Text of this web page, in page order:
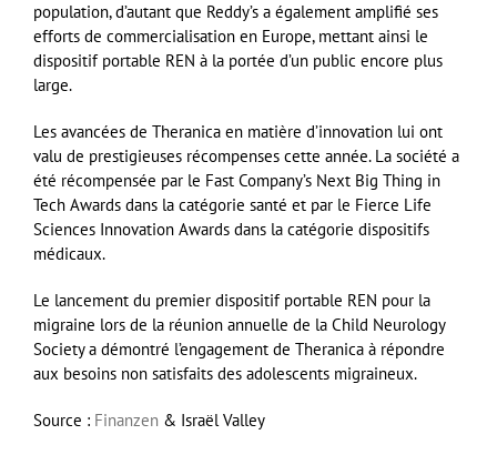
population, d’autant que Reddy’s a également amplifié ses
efforts de commercialisation en Europe, mettant ainsi le
dispositif portable REN à la portée d’un public encore plus
large.
Les avancées de Theranica en matière d’innovation lui ont
valu de prestigieuses récompenses cette année. La société a
été récompensée par le Fast Company’s Next Big Thing in
Tech Awards dans la catégorie santé et par le Fierce Life
Sciences Innovation Awards dans la catégorie dispositifs
médicaux.
Le lancement du premier dispositif portable REN pour la
migraine lors de la réunion annuelle de la Child Neurology
Society a démontré l’engagement de Theranica à répondre
aux besoins non satisfaits des adolescents migraineux.
Source : Finanzen & Israël Valley